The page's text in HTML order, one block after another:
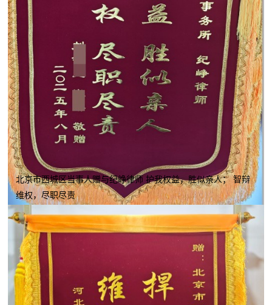
北京市西城区当事人赠与纪峥律师 护我权益，胜似亲人； 智辩
维权，尽职尽责